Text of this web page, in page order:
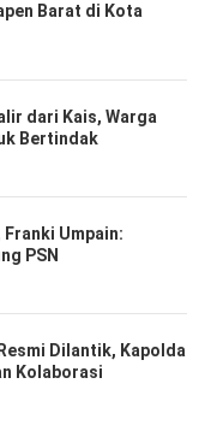
Barat di Kota
dari Kais, Warga
Bertindak
Umpain:
PSN
Dilantik, Kapolda
Kolaborasi